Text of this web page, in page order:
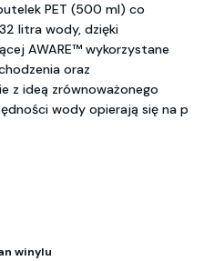
PET (500 ml) co
litra wody, dzięki
AWARE™ wykorzystane
oraz
z ideą zrównoważonego
wody opierają się na p
winylu